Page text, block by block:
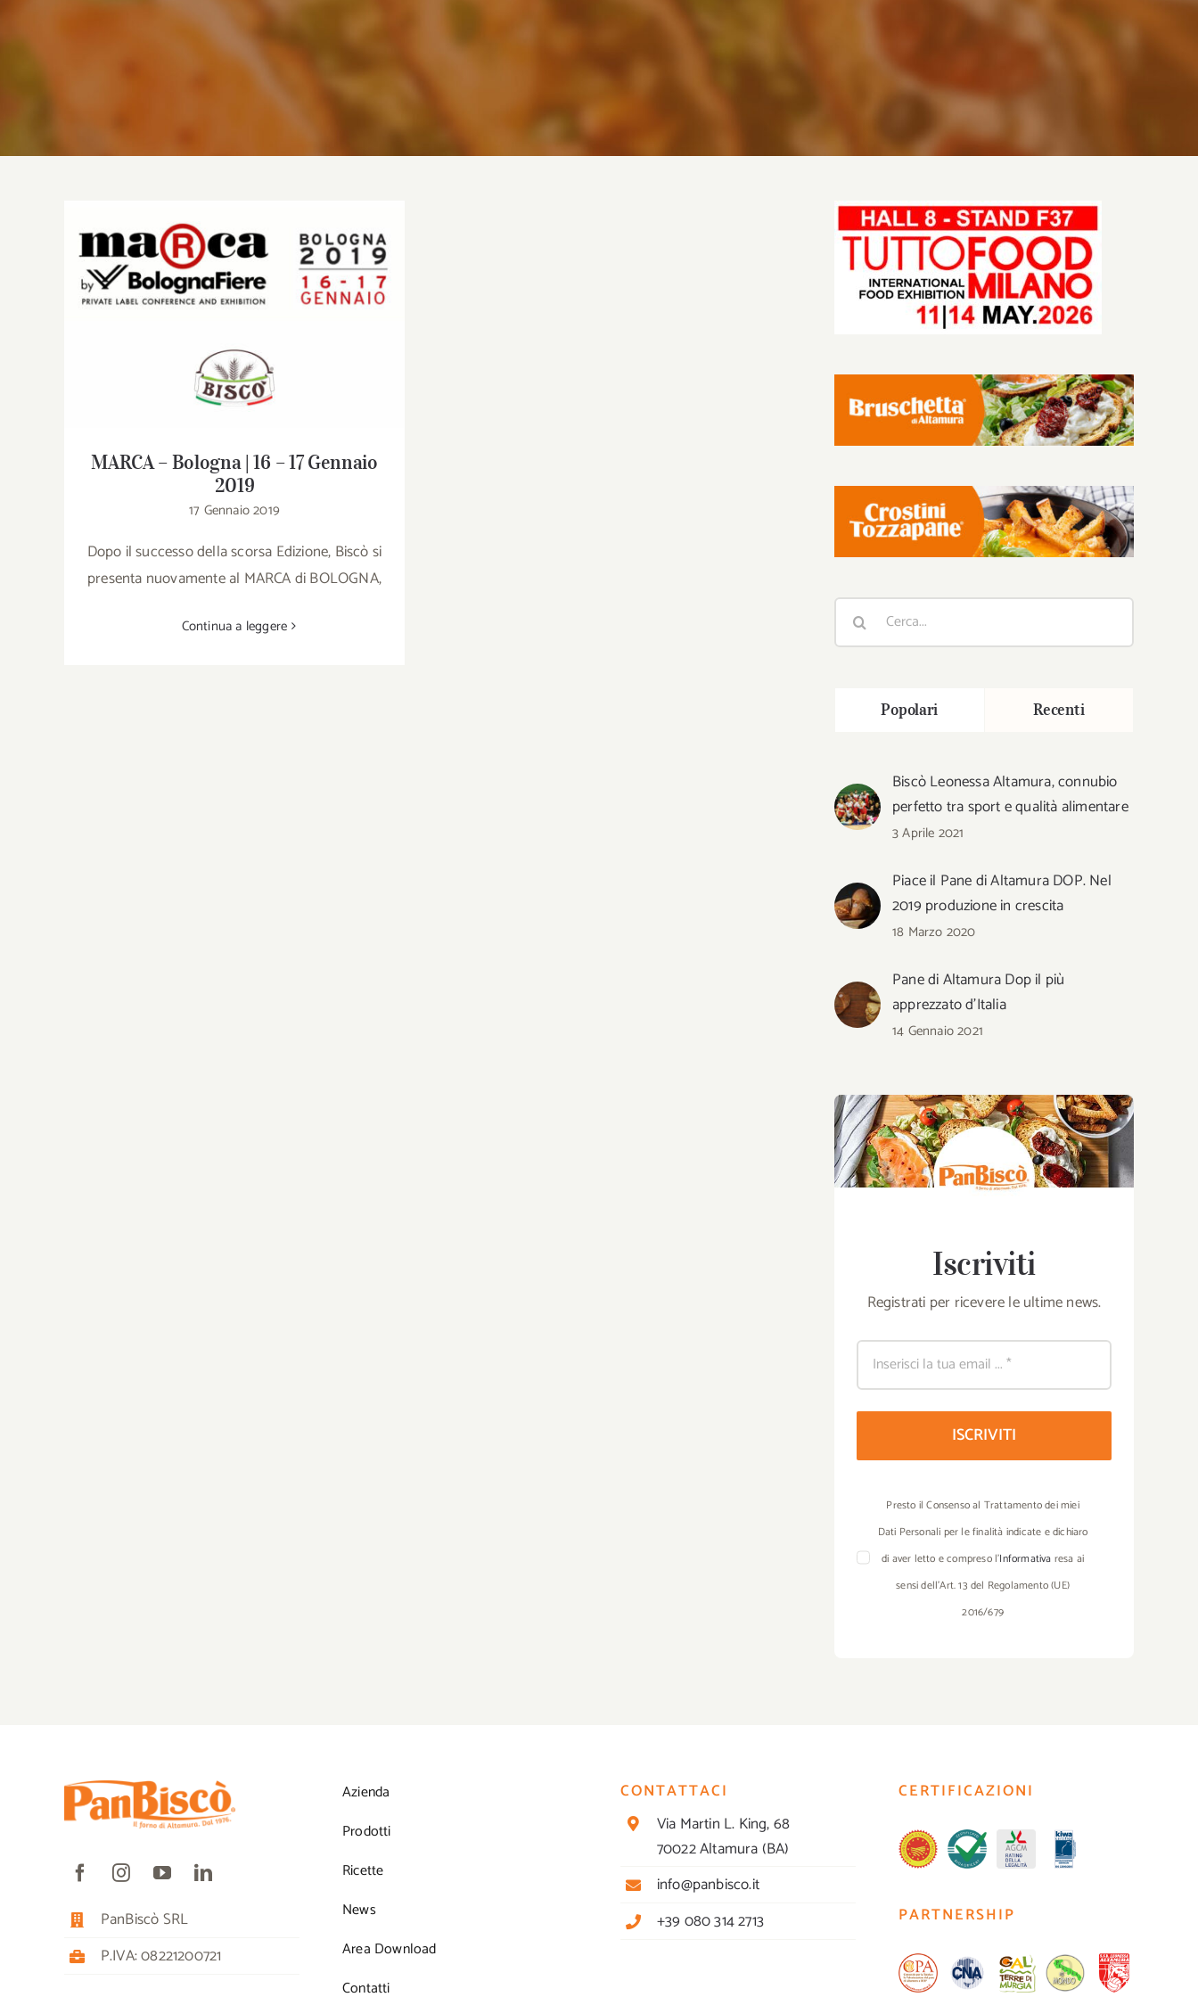
MARCA – Bologna | 16 – 17 Gennaio
2019
17 Gennaio 2019
Dopo il successo della scorsa Edizione, Biscò si
presenta nuovamente al MARCA di BOLOGNA,
Continua a leggere
Cerca
per:
Popolari Recenti
Biscò Leonessa Altamura, connubio
perfetto tra sport e qualità alimentare
3 Aprile 2021
Piace il Pane di Altamura DOP. Nel
2019 produzione in crescita
18 Marzo 2020
Pane di Altamura Dop il più
apprezzato d’Italia
14 Gennaio 2021
Iscriviti
Registrati per ricevere le ultime news.
ISCRIVITI
Presto il Consenso al Trattamento dei miei
Dati Personali per le finalità indicate e dichiaro
di aver letto e compreso l’Informativa resa ai
sensi dell’Art. 13 del Regolamento (UE)
2016/679
PanBiscò SRL
P.IVA: 08221200721
Azienda
Prodotti
Ricette
News
Area Download
Contatti
CONTATTACI
Via Martin L. King, 68
70022 Altamura (BA)
info@panbisco.it
+39 080 314 2713
CERTIFICAZIONI
PARTNERSHIP